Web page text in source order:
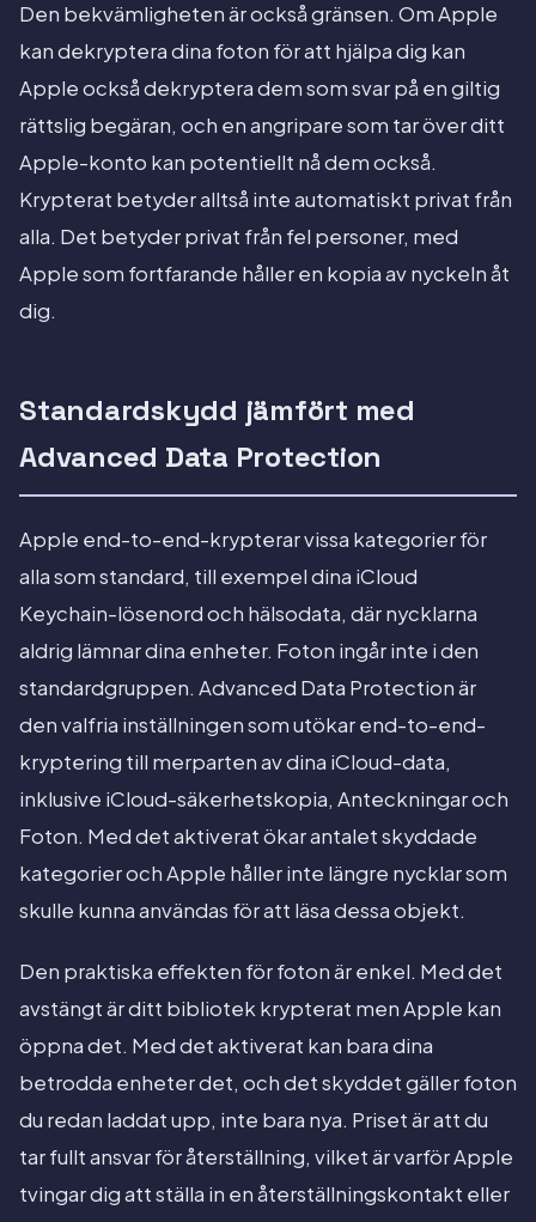
Den bekvämligheten är också gränsen. Om Apple
kan dekryptera dina foton för att hjälpa dig kan
Apple också dekryptera dem som svar på en giltig
rättslig begäran, och en angripare som tar över ditt
Apple-konto kan potentiellt nå dem också.
Krypterat betyder alltså inte automatiskt privat från
alla. Det betyder privat från fel personer, med
Apple som fortfarande håller en kopia av nyckeln åt
dig.
Standardskydd jämfört med
Advanced Data Protection
Apple end-to-end-krypterar vissa kategorier för
alla som standard, till exempel dina iCloud
Keychain-lösenord och hälsodata, där nycklarna
aldrig lämnar dina enheter. Foton ingår inte i den
standardgruppen. Advanced Data Protection är
den valfria inställningen som utökar end-to-end-
kryptering till merparten av dina iCloud-data,
inklusive iCloud-säkerhetskopia, Anteckningar och
Foton. Med det aktiverat ökar antalet skyddade
kategorier och Apple håller inte längre nycklar som
skulle kunna användas för att läsa dessa objekt.
Den praktiska effekten för foton är enkel. Med det
avstängt är ditt bibliotek krypterat men Apple kan
öppna det. Med det aktiverat kan bara dina
betrodda enheter det, och det skyddet gäller foton
du redan laddat upp, inte bara nya. Priset är att du
tar fullt ansvar för återställning, vilket är varför Apple
tvingar dig att ställa in en återställningskontakt eller